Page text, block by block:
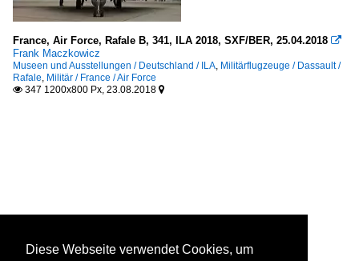
France, Air Force, Rafale B, 341, ILA 2018, SXF/BER, 25.04.2018 
Frank Maczkowicz
Museen und Ausstellungen / Deutschland / ILA, Militärflugzeuge / Dassault /
Rafale, Militär / France / Air Force
 347 1200x800 Px, 23.08.2018 
Diese Webseite verwendet Cookies, um